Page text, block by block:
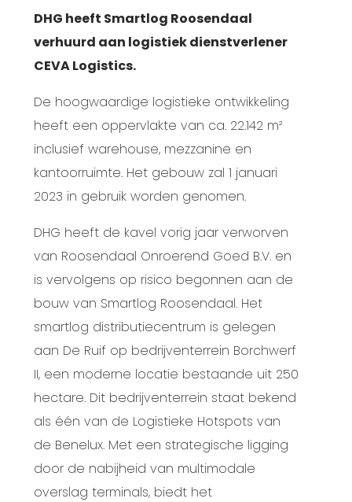
DHG heeft Smartlog Roosendaal
verhuurd aan logistiek dienstverlener
CEVA Logistics.
De hoogwaardige logistieke ontwikkeling
heeft een oppervlakte van ca. 22.142 m²
inclusief warehouse, mezzanine en
kantoorruimte. Het gebouw zal 1 januari
2023 in gebruik worden genomen.
DHG heeft de kavel vorig jaar verworven
van Roosendaal Onroerend Goed B.V. en
is vervolgens op risico begonnen aan de
bouw van Smartlog Roosendaal. Het
smartlog distributiecentrum is gelegen
aan De Ruif op bedrijventerrein Borchwerf
II, een moderne locatie bestaande uit 250
hectare. Dit bedrijventerrein staat bekend
als één van de Logistieke Hotspots van
de Benelux. Met een strategische ligging
door de nabijheid van multimodale
overslag terminals, biedt het